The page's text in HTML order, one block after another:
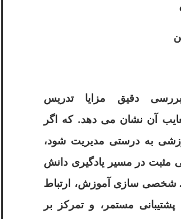
دقیق مزایا تدریس
آن نشان می دهد. که اگر
به درستی مدیریت شود،
مثبت در مسیر یادگیری دانش
شخصی سازی آموزش، ارتباط
پشتیبانی مستمر، و تمرکز بر